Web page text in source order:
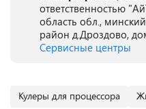
ответственностью
область обл.,
район д.Дроздово,
Сервисные центры
Кулеры для процессора